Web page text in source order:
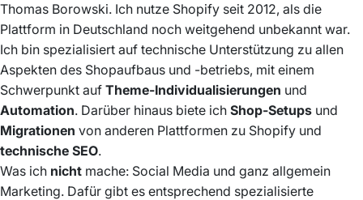
Thomas Borowski. Ich nutze Shopify seit 2012, als die
Plattform in Deutschland noch weitgehend unbekannt war.
Ich bin spezialisiert auf technische Unterstützung zu allen
Aspekten des Shopaufbaus und -betriebs, mit einem
Schwerpunkt auf Theme-Individualisierungen und
Automation. Darüber hinaus biete ich Shop-Setups und
Migrationen von anderen Plattformen zu Shopify und
technische SEO.
Was ich nicht mache: Social Media und ganz allgemein
Marketing. Dafür gibt es entsprechend spezialisierte